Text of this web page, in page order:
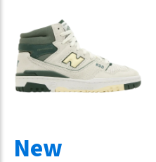
New